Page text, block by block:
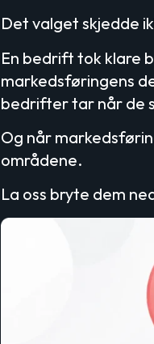
Det valget skjedde
En bedrift tok klare
markedsføringens
bedrifter tar når de
Og når
områdene.
La oss bryte dem